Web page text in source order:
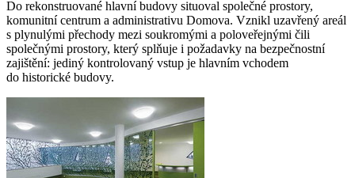
Do rekonstruované hlavní budovy situoval společné prostory,
komunitní centrum a administrativu Domova. Vznikl uzavřený areál
s plynulými přechody mezi soukromými a poloveřejnými čili
společnými prostory, který splňuje i požadavky na bezpečnostní
zajištění: jediný kontrolovaný vstup je hlavním vchodem
do historické budovy.